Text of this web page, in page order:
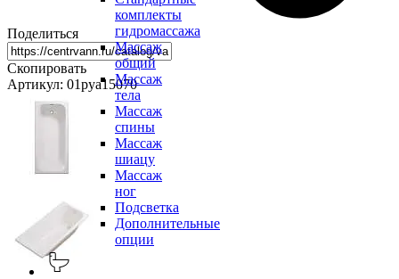
комплекты
гидромассажа
Массаж
общий
Массаж
тела
Массаж
спины
Массаж
шиацу
Массаж
ног
Подсветка
Дополнительные
опции
Поделиться
Скопировать
Артикул: 01руа15070